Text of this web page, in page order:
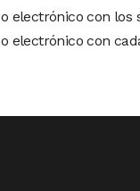
electrónico con los
electrónico con